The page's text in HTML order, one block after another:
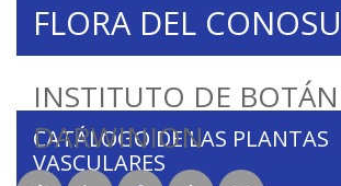
INSTITUTO DE
DARWINION
FLORA DEL
CATÁLOGO DE LAS PLANTAS
VASCULARES